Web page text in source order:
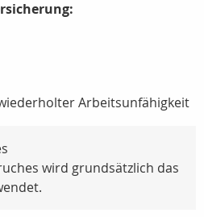
Arbeitsunfähigkeit
wird grundsätzlich das